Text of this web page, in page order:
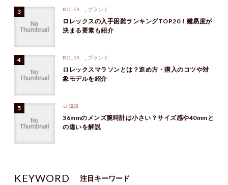
ROLEX ブランド
ロレックスの入手困難ランキングTOP20！難易度が
決まる要素も紹介
ROLEX ブランド
ロレックスマラソンとは？進め方・購入のコツや対
象モデルを紹介
豆知識
36mmのメンズ腕時計は小さい？サイズ感や40mmと
の違いを解説
KEYWORD 注目キーワード